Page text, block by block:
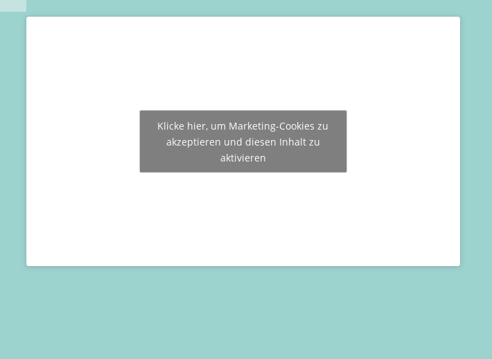
Klicke hier, um Marketing-Cookies zu
akzeptieren und diesen Inhalt zu
aktivieren